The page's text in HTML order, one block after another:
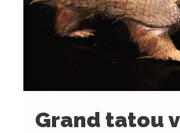
Grand tatou